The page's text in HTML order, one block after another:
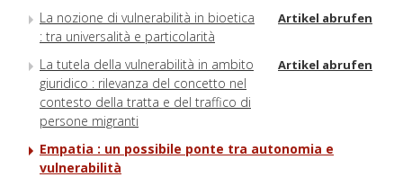
La nozione di vulnerabilità in bioetica
: tra universalità e particolarità
Artikel abrufen
La tutela della vulnerabilità in ambito
giuridico : rilevanza del concetto nel
contesto della tratta e del traffico di
persone migranti
Artikel abrufen
Empatia : un possibile ponte tra autonomia e
vulnerabilità